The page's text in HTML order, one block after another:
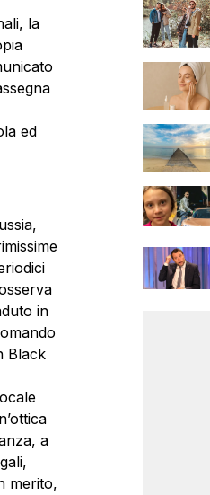
la
ed
in
Black
a
merito,